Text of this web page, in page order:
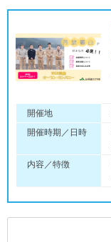
開催地
開催時期／日時
内容／特徴